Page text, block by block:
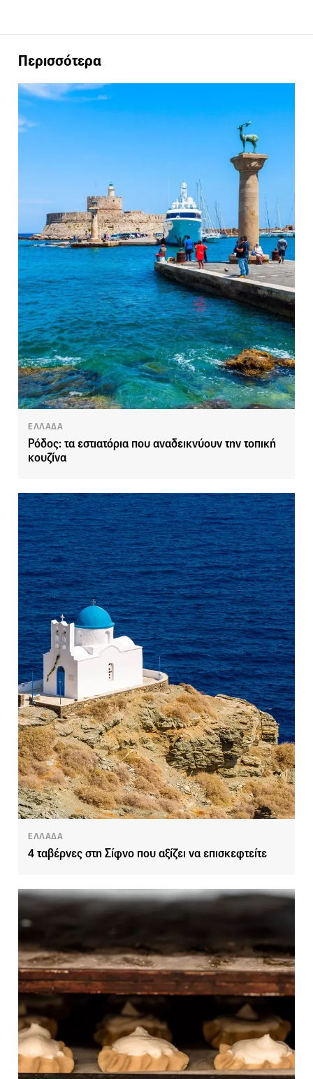
Περισσότερα
ΕΛΛΑΔΑ
Ρόδος: τα εστιατόρια που αναδεικνύουν την τοπική
κουζίνα
ΕΛΛΑΔΑ
4 ταβέρνες στη Σίφνο που αξίζει να επισκεφτείτε